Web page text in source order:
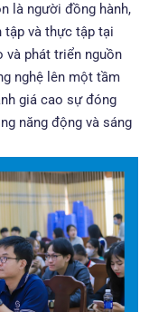
là người đồng hành,
và thực tập tại
và phát triển nguồn
nghệ lên một tầm
giá cao sự đóng
năng động và sáng